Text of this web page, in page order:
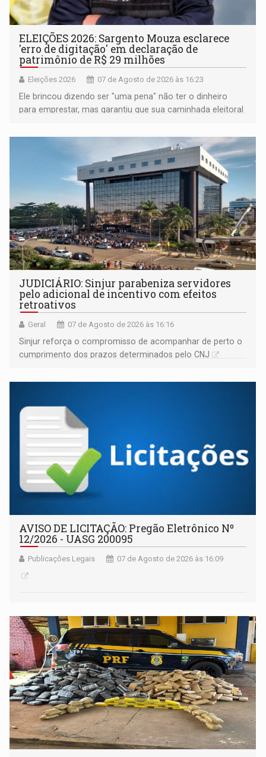
ELEIÇÕES 2026: Sargento Mouza esclarece
'erro de digitação' em declaração de
patrimônio de R$ 29 milhões
Eleições 2026 07 de Agosto de 2026 às 16:23
Ele brincou dizendo ser "uma pena" não ter o dinheiro
para emprestar, mas garantiu que sua caminhada eleitoral
JUDICIÁRIO: Sinjur parabeniza servidores
pelo adicional de incentivo com efeitos
retroativos
Geral 07 de Agosto de 2026 às 16:16
Sinjur reforça o compromisso de acompanhar de perto o
cumprimento dos prazos determinados pelo CNJ
AVISO DE LICITAÇÃO: Pregão Eletrônico Nº
12/2026 - UASG 200095
Publicações Legais 07 de Agosto de 2026 às 16:09